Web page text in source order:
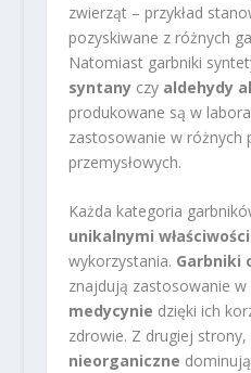
zwierząt – przykład
pozyskiwane z różnych
Natomiast garbniki
syntanyczy aldehydy
produkowane są w
zastosowanie w różnych
przemysłowych.
Każda kategoria
unikalnymi
wykorzystania. Garbniki
znajdują zastosowanie w
medycynie dzięki ich
zdrowie. Z drugiej strony,
nieorganiczne